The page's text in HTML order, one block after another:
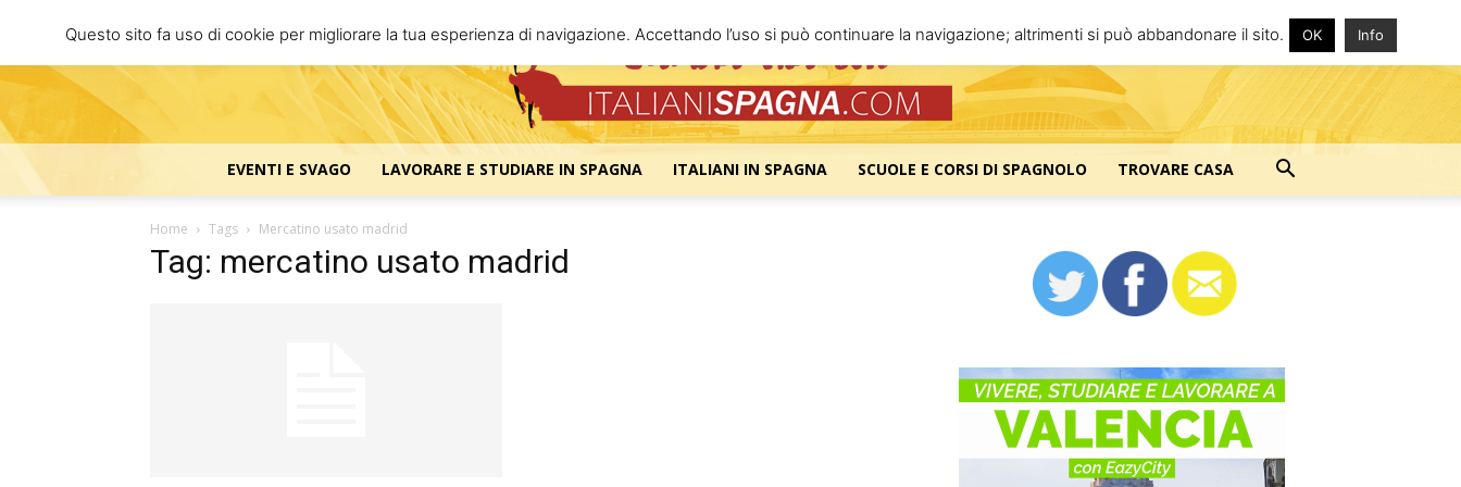
Italiani
EVENTI E SVAGO LAVORARE E STUDIARE IN SPAGNA ITALIANI IN SPAGNA SCUOLE E CORSI DI SPAGNOLO TROVARE CASA
Home Tags Mercatino usato madrid
Tag: mercatino usato madrid
Questo sito fa uso di cookie per migliorare la tua esperienza di navigazione. Accettando l’uso si può continuare la navigazione; altrimenti si può abbandonare il sito. OK Info